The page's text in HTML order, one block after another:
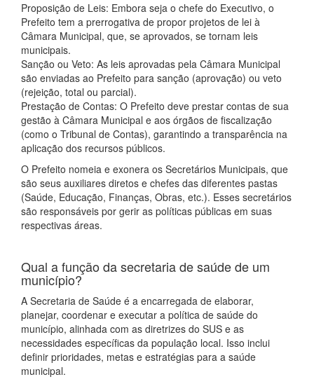
Proposição de Leis: Embora seja o chefe do Executivo, o
Prefeito tem a prerrogativa de propor projetos de lei à
Câmara Municipal, que, se aprovados, se tornam leis
municipais.
Sanção ou Veto: As leis aprovadas pela Câmara Municipal
são enviadas ao Prefeito para sanção (aprovação) ou veto
(rejeição, total ou parcial).
Prestação de Contas: O Prefeito deve prestar contas de sua
gestão à Câmara Municipal e aos órgãos de fiscalização
(como o Tribunal de Contas), garantindo a transparência na
aplicação dos recursos públicos.
O Prefeito nomeia e exonera os Secretários Municipais, que
são seus auxiliares diretos e chefes das diferentes pastas
(Saúde, Educação, Finanças, Obras, etc.). Esses secretários
são responsáveis por gerir as políticas públicas em suas
respectivas áreas.
Qual a função da secretaria de saúde de um
município?
A Secretaria de Saúde é a encarregada de elaborar,
planejar, coordenar e executar a política de saúde do
município, alinhada com as diretrizes do SUS e as
necessidades específicas da população local. Isso inclui
definir prioridades, metas e estratégias para a saúde
municipal.